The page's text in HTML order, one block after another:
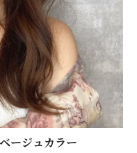
ージュカラー